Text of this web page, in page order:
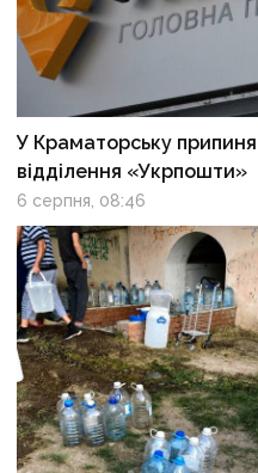
У Краматорську
відділення «Укрпошти»
6 серпня, 08:46